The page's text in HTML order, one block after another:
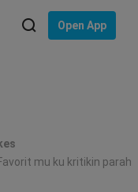
Open App
mu ku kritikin parah